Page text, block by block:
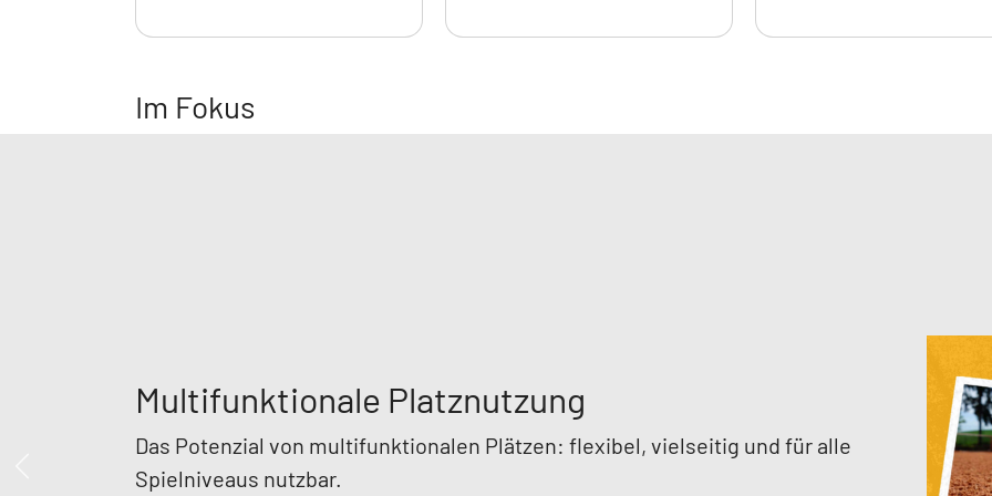
Im Fokus
Pickleball
Pickleball erobert Deutschland: Die Mischung aus Tennis, Tischtennis und Badminton begeistert Jung
und Alt. Als Verband treiben wir den Trend voran und helfen Tennisvereinen neue Mitglieder zu
gewinnen.